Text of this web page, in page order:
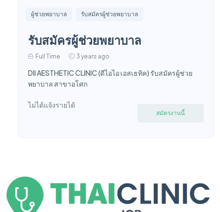
ผู้ช่วยพยาบาล รับสมัครผู้ช่วยพยาบาล
รับสมัครผู้ช่วยพยาบาล
Full Time 3 years ago
DII AESTHETIC CLINIC (ดีไอไอ เอสเธทิค) รับสมัครผู้ช่วย
พยาบาล สาขาอโศก
ไม่ได้แจ้งรายได้
สมัครงานนี้